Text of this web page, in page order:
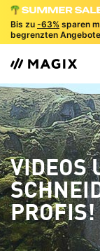
Bis zu -63% sparen
begrenzten
VIDEOS
PROFIS!